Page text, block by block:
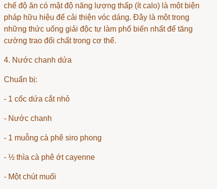
chế độ ăn có mật độ năng lượng thấp (ít calo) là một biện
pháp hữu hiệu để cải thiện vóc dáng. Đây là một trong
những thức uống giải độc tự làm phổ biến nhất để tăng
cường trao đổi chất trong cơ thể.
4. Nước chanh dứa
Chuẩn bị:
- 1 cốc dứa cắt nhỏ
- Nước chanh
- 1 muỗng cà phê siro phong
- ½ thìa cà phê ớt cayenne
- Một chút muối